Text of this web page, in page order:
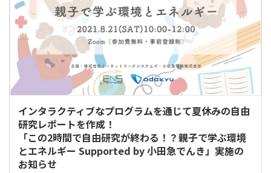
インタラクティブなプログラムを通じて夏休みの自由
研究レポートを作成！
「この2時間で自由研究が終わる！？親子で学ぶ環境
とエネルギー Supported by 小田急でんき」実施の
お知らせ